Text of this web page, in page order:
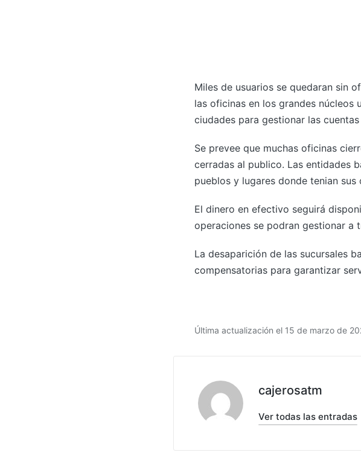
Miles de usuarios se quedaran sin
las oficinas en los grandes núcleos
ciudades para gestionar las
Se prevee que muchas oficinas
cerradas al publico. Las entidades
pueblos y lugares donde tenian sus
El dinero en efectivo seguirá
operaciones se podran gestionar a
La desaparición de las sucursales
compensatorias para garantizar
Última actualización el 15 de marzo de
cajerosatm
Ver todas las entradas